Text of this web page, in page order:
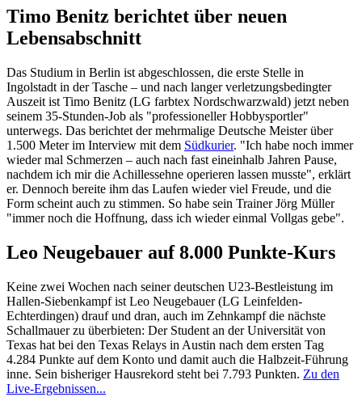
Timo Benitz berichtet über neuen
Lebensabschnitt
Das Studium in Berlin ist abgeschlossen, die erste Stelle in
Ingolstadt in der Tasche – und nach langer verletzungsbedingter
Auszeit ist Timo Benitz (LG farbtex Nordschwarzwald) jetzt neben
seinem 35-Stunden-Job als "professioneller Hobbysportler"
unterwegs. Das berichtet der mehrmalige Deutsche Meister über
1.500 Meter im Interview mit dem Südkurier. "Ich habe noch immer
wieder mal Schmerzen – auch nach fast eineinhalb Jahren Pause,
nachdem ich mir die Achillessehne operieren lassen musste", erklärt
er. Dennoch bereite ihm das Laufen wieder viel Freude, und die
Form scheint auch zu stimmen. So habe sein Trainer Jörg Müller
"immer noch die Hoffnung, dass ich wieder einmal Vollgas gebe".
Leo Neugebauer auf 8.000 Punkte-Kurs
Keine zwei Wochen nach seiner deutschen U23-Bestleistung im
Hallen-Siebenkampf ist Leo Neugebauer (LG Leinfelden-
Echterdingen) drauf und dran, auch im Zehnkampf die nächste
Schallmauer zu überbieten: Der Student an der Universität von
Texas hat bei den Texas Relays in Austin nach dem ersten Tag
4.284 Punkte auf dem Konto und damit auch die Halbzeit-Führung
inne. Sein bisheriger Hausrekord steht bei 7.793 Punkten. Zu den
Live-Ergebnissen...